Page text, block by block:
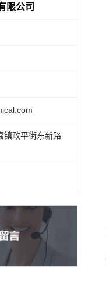
限公司
镇政平街东新路